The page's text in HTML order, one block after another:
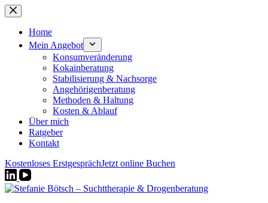
Zum
Inhalt
springenHome
Mein Angebot
Konsumveränderung
Kokainberatung
Stabilisierung & Nachsorge
Angehörigenberatung
Methoden & Haltung
Kosten & Ablauf
Über mich
Ratgeber
Kontakt
Kostenloses ErstgesprächJetzt online Buchen